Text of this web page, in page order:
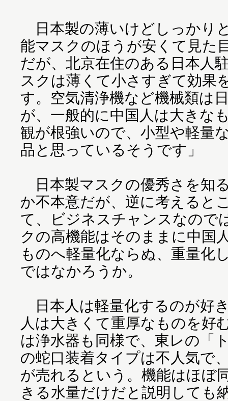
日本製の薄いけどしっかり
能マスクのほうが安くて見た
だが、北京在住のある日本人
スクは薄くて小さすぎて効果
す。空気清浄機など機械類は
が、一般的に中国人は大きな
観が根強いので、小型や軽量
品と思っているそうです」
日本製マスクの優秀さを知
か不本意だが、逆に考えると
て、ビジネスチャンスなので
クの高機能はそのままに中国
ものへ軽量化ならぬ、重量化
ではなかろうか。
日本人は軽量化するのが好
人は大きくて重厚なものを好
は浄水器も同様で、東レの「
の蛇口装着タイプは不人気で
が売れるという。機能はほぼ
きる水量だけだと説明しても